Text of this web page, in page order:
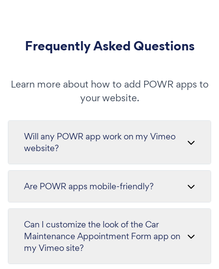
Frequently Asked Questions
Learn more about how to add POWR apps to
your website.
Will any POWR app work on my Vimeo
website?
Are POWR apps mobile-friendly?
Can I customize the look of the Car
Maintenance Appointment Form app on
my Vimeo site?